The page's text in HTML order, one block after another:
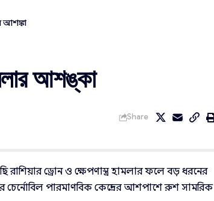
আশঙ্কা
আশঙ্কা
Share
রাশিয়ার ড্রোন ও ক্ষেপণাস্ত্র হামলার ফলে বড় ধরনের
চের্নোবিল পারমাণবিক কেন্দ্রের আশপাশে রুশ সামরিক